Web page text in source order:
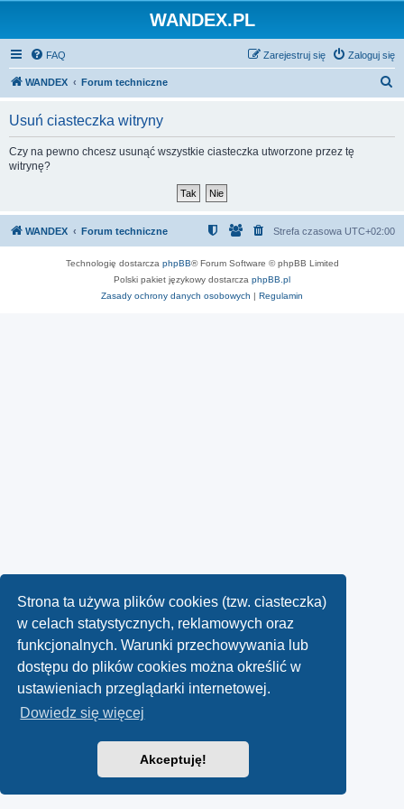
Strona ta używa plików cookies (tzw. ciasteczka)
w celach statystycznych, reklamowych oraz
funkcjonalnych. Warunki przechowywania lub
dostępu do plików cookies można określić w
ustawieniach przeglądarki internetowej.
Dowiedz się więcej
Akceptuję!
WANDEX.PL
FAQ Zaloguj się
Zarejestruj się
WANDEX Forum techniczne
Usuń ciasteczka witryny
Czy na pewno chcesz usunąć wszystkie ciasteczka utworzone przez tę
witrynę?
WANDEX Forum techniczne Strefa czasowa UTC+02:00
Technologię dostarcza phpBB® Forum Software © phpBB Limited
Polski pakiet językowy dostarcza phpBB.pl
Zasady ochrony danych osobowych | Regulamin